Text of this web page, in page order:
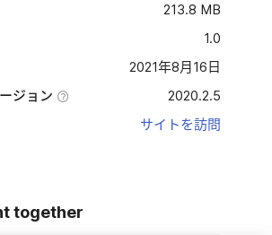
213.8 MB
1.0
2021年8月16日
ジョン
2020.2.5
サイトを訪問
together